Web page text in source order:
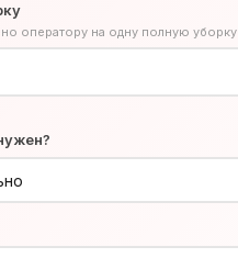
оператору на одну полную уборку